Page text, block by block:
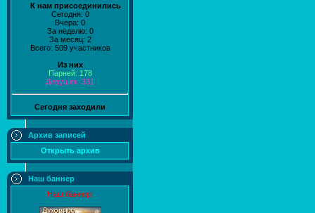
К нам присоединились
Сегодня: 0
Вчера: 0
За неделю: 0
За месяц: 2
Всего: 509 участников
Из них
Парней: 178
Девушек: 331
Сегодня заходили
Архив записей
Открыть архив
Наш баннер
Наш баннер: